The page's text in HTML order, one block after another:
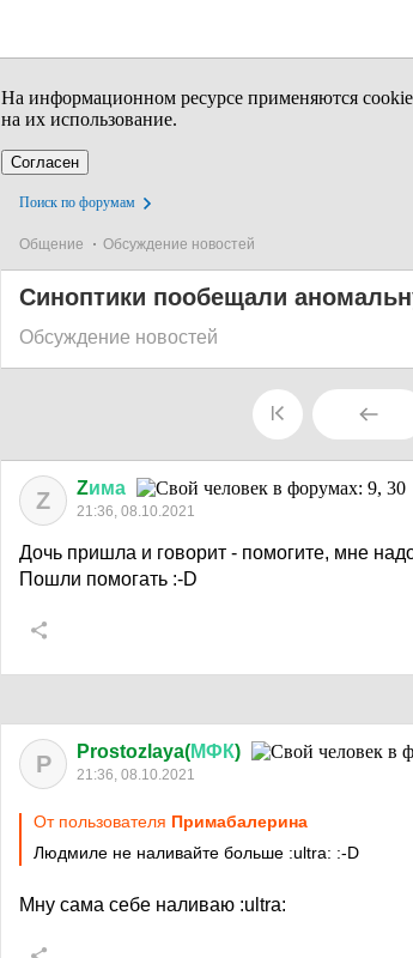
На информационном ресурсе применяются
на их использование.
Согласен
Поиск по форумам
Общение Обсуждение новостей
Синоптики пообещали
Обсуждение новостей
Z Zима
21:36, 08.10.2021
Дочь пришла и говорит - помогите, мне
Пошли помогать :-D
P Prostozlaya(МФК)
21:36, 08.10.2021
От пользователя Примaбaлерина
Людмиле не наливайте больше :ultra: :-D
Мну сама себе наливаю :ultra: